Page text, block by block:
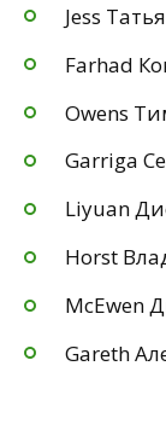
Jess
Farhad
Owens
Garriga
Liyuan
Horst
McEwen
Gareth